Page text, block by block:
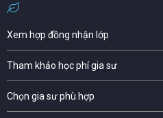
Xem hợp đồng nhận lớp
Tham khảo học phí gia sư
Chọn gia sư phù hợp